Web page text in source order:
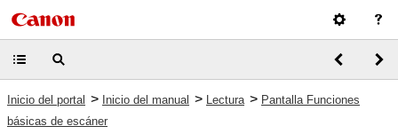
Inicio del portal > Inicio del manual > Lectura > Pantalla Funciones
básicas de escáner